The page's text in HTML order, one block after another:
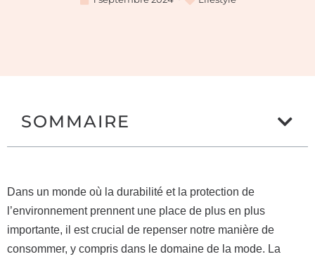
SOMMAIRE
Dans un monde où la durabilité et la protection de
l’environnement prennent une place de plus en plus
importante, il est crucial de repenser notre manière de
consommer, y compris dans le domaine de la mode. La